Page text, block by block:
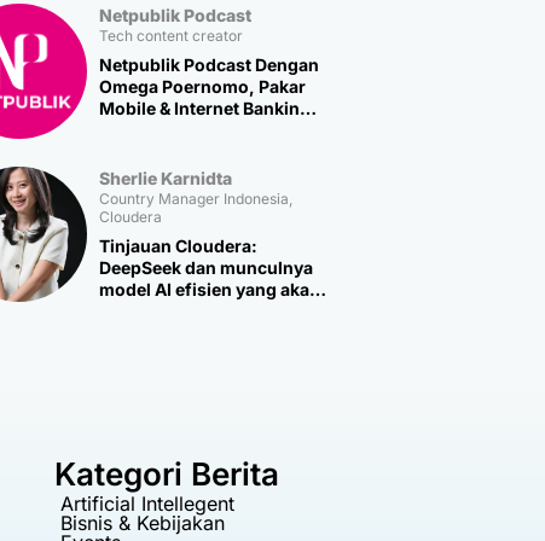
Netpublik Podcast
Tech content creator
Netpublik Podcast Dengan
Omega Poernomo, Pakar
Mobile & Internet Banking
Sherlie Karnidta
Country Manager Indonesia,
Cloudera
Tinjauan Cloudera:
DeepSeek dan munculnya
model AI efisien yang akan
Kategori Berita
Artificial Intellegent
Bisnis & Kebijakan